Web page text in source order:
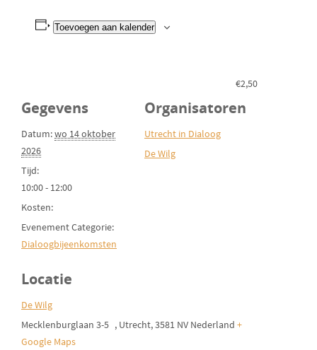
Toevoegen aan kalender
Gegevens
Datum:wo 14 oktober
2026
Tijd:
10:00 - 12:00
Kosten:
€2,50
Evenement Categorie:
Dialoogbijeenkomsten
Locatie
De Wilg
Mecklenburglaan 3-5
Utrecht,3581 NV Nederland +
Google Maps
Organisatoren
Utrecht in Dialoog
De Wilg